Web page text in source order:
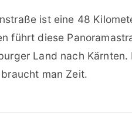
ist eine 48
führt diese
Land nach
man Zeit.